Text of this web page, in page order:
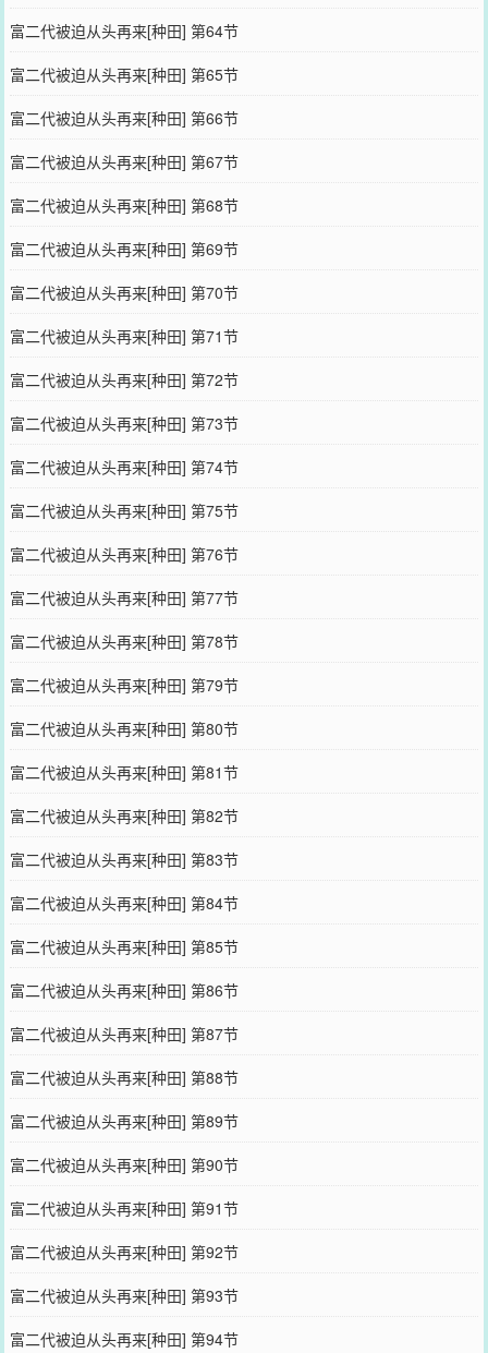
富二代被迫从头再来[种田] 第64节
富二代被迫从头再来[种田] 第65节
富二代被迫从头再来[种田] 第66节
富二代被迫从头再来[种田] 第67节
富二代被迫从头再来[种田] 第68节
富二代被迫从头再来[种田] 第69节
富二代被迫从头再来[种田] 第70节
富二代被迫从头再来[种田] 第71节
富二代被迫从头再来[种田] 第72节
富二代被迫从头再来[种田] 第73节
富二代被迫从头再来[种田] 第74节
富二代被迫从头再来[种田] 第75节
富二代被迫从头再来[种田] 第76节
富二代被迫从头再来[种田] 第77节
富二代被迫从头再来[种田] 第78节
富二代被迫从头再来[种田] 第79节
富二代被迫从头再来[种田] 第80节
富二代被迫从头再来[种田] 第81节
富二代被迫从头再来[种田] 第82节
富二代被迫从头再来[种田] 第83节
富二代被迫从头再来[种田] 第84节
富二代被迫从头再来[种田] 第85节
富二代被迫从头再来[种田] 第86节
富二代被迫从头再来[种田] 第87节
富二代被迫从头再来[种田] 第88节
富二代被迫从头再来[种田] 第89节
富二代被迫从头再来[种田] 第90节
富二代被迫从头再来[种田] 第91节
富二代被迫从头再来[种田] 第92节
富二代被迫从头再来[种田] 第93节
富二代被迫从头再来[种田] 第94节